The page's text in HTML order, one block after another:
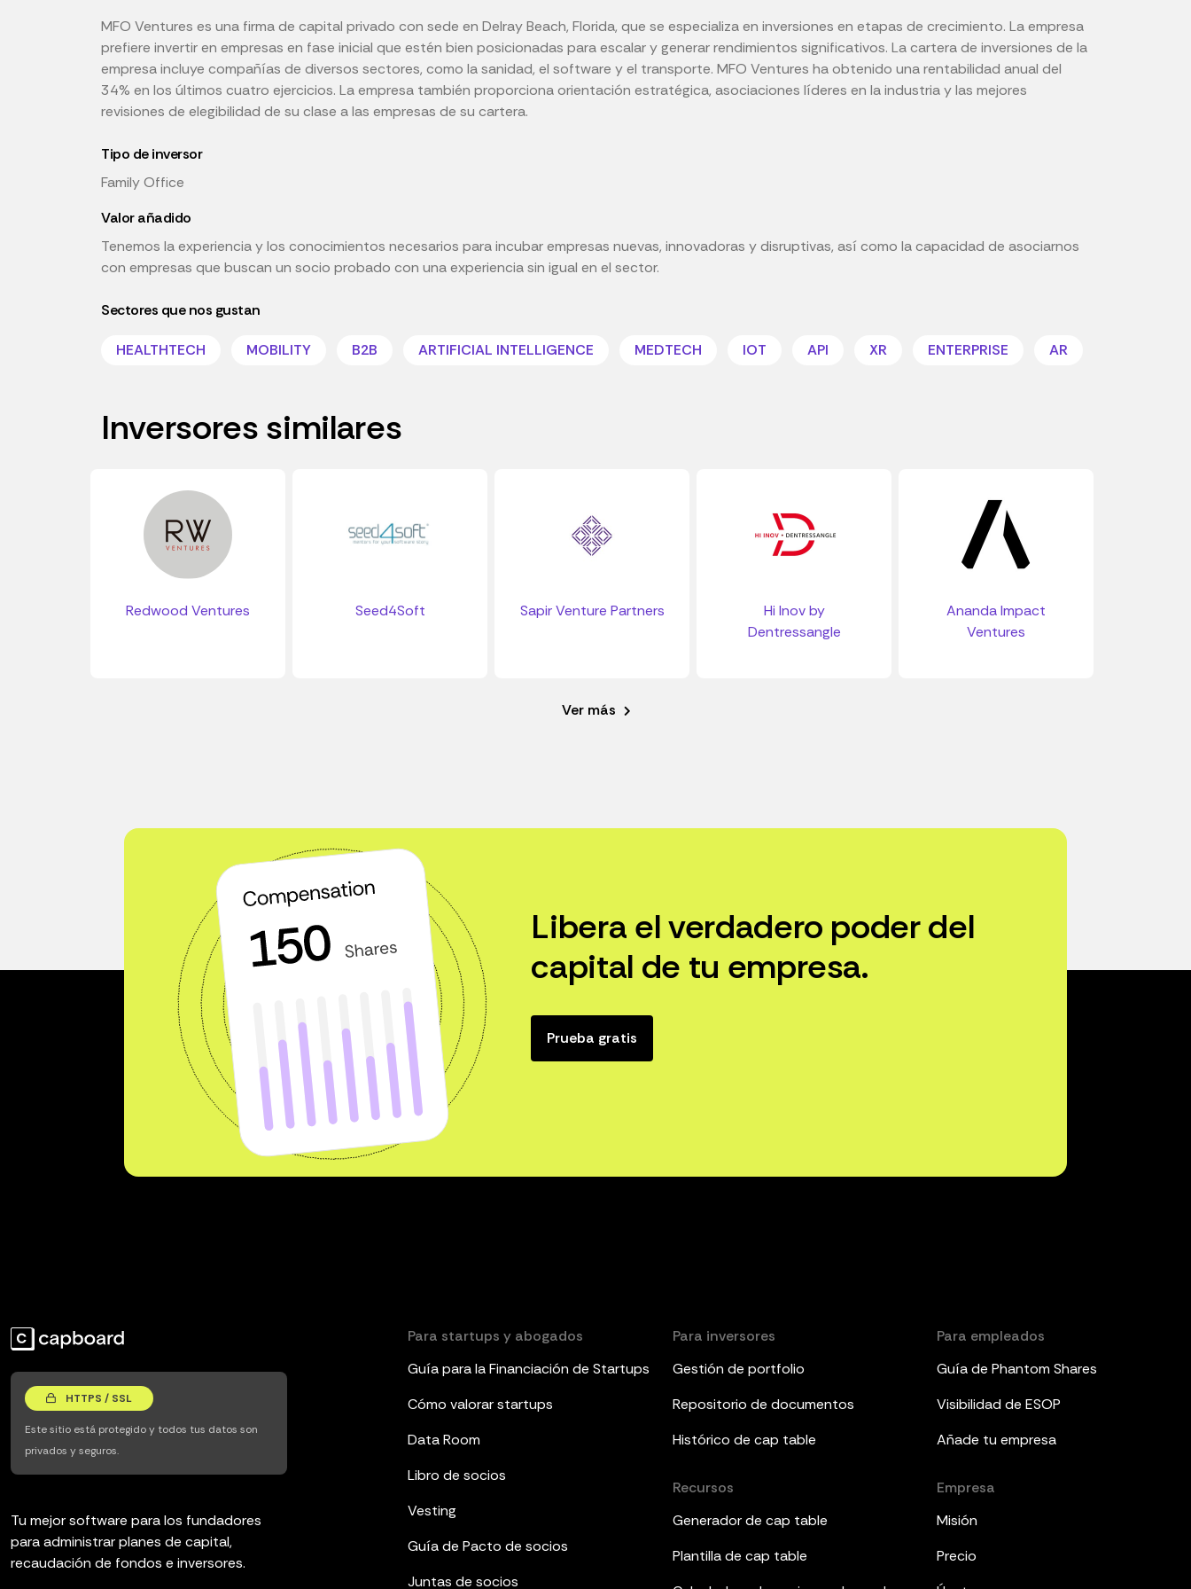
MFO Ventures es una firma de capital privado con sede en Delray Beach, Florida, que se especializa en inversiones en etapas de crecimiento. La empresa
prefiere invertir en empresas en fase inicial que estén bien posicionadas para escalar y generar rendimientos significativos. La cartera de inversiones de la
empresa incluye compañías de diversos sectores, como la sanidad, el software y el transporte. MFO Ventures ha obtenido una rentabilidad anual del
34% en los últimos cuatro ejercicios. La empresa también proporciona orientación estratégica, asociaciones líderes en la industria y las mejores
revisiones de elegibilidad de su clase a las empresas de su cartera.
Tipo de inversor
Family Office
Valor añadido
Tenemos la experiencia y los conocimientos necesarios para incubar empresas nuevas, innovadoras y disruptivas, así como la capacidad de asociarnos
con empresas que buscan un socio probado con una experiencia sin igual en el sector.
Sectores que nos gustan
HEALTHTECH MOBILITY B2B ARTIFICIAL INTELLIGENCE MEDTECH IOT API XR ENTERPRISE AR
Inversores similares
Redwood Ventures Seed4Soft Sapir Venture Partners
Hi Inov by
Dentressangle
Ananda Impact
Ventures
Ver más
Libera el verdadero poder del
capital de tu empresa.
Prueba gratis
HTTPS / SSL
Este sitio está protegido y todos tus datos son
privados y seguros.
Tu mejor software para los fundadores
para administrar planes de capital,
recaudación de fondos e inversores.
Para startups y abogados
Guía para la Financiación de Startups
Cómo valorar startups
Data Room
Libro de socios
Vesting
Guía de Pacto de socios
Juntas de socios
Para inversores
Gestión de portfolio
Repositorio de documentos
Histórico de cap table
Recursos
Generador de cap table
Plantilla de cap table
Para empleados
Guía de Phantom Shares
Visibilidad de ESOP
Añade tu empresa
Empresa
Misión
Precio